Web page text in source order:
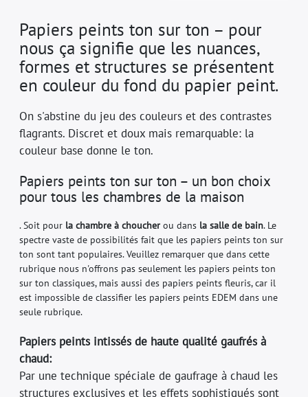
Papiers peints ton sur ton – pour
nous ça signifie que les nuances,
formes et structures se présentent
en couleur du fond du papier peint.
On s'abstine du jeu des couleurs et des contrastes
flagrants. Discret et doux mais remarquable: la
couleur base donne le ton.
Papiers peints ton sur ton – un bon choix
pour tous les chambres de la maison
. Soit pour la chambre à choucher ou dans la salle de bain. Le
spectre vaste de possibilités fait que les papiers peints ton sur
ton sont tant populaires. Veuillez remarquer que dans cette
rubrique nous n'offrons pas seulement les papiers peints ton
sur ton classiques, mais aussi des papiers peints fleuris, car il
est impossible de classifier les papiers peints EDEM dans une
seule rubrique.
Papiers peints intissés de haute qualité gaufrés à
chaud:
Par une technique spéciale de gaufrage à chaud les
structures exclusives et les effets sophistiqués sont